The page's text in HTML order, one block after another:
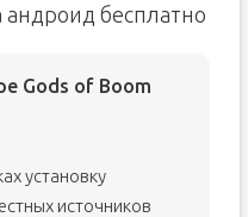
андроид бесплатно
Gods of Boom
установку
источников